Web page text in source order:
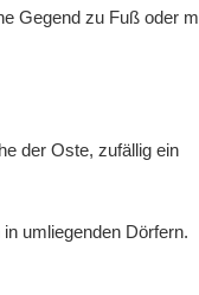
Gegend zu Fuß oder
der Oste, zufällig ein
umliegenden Dörfern.